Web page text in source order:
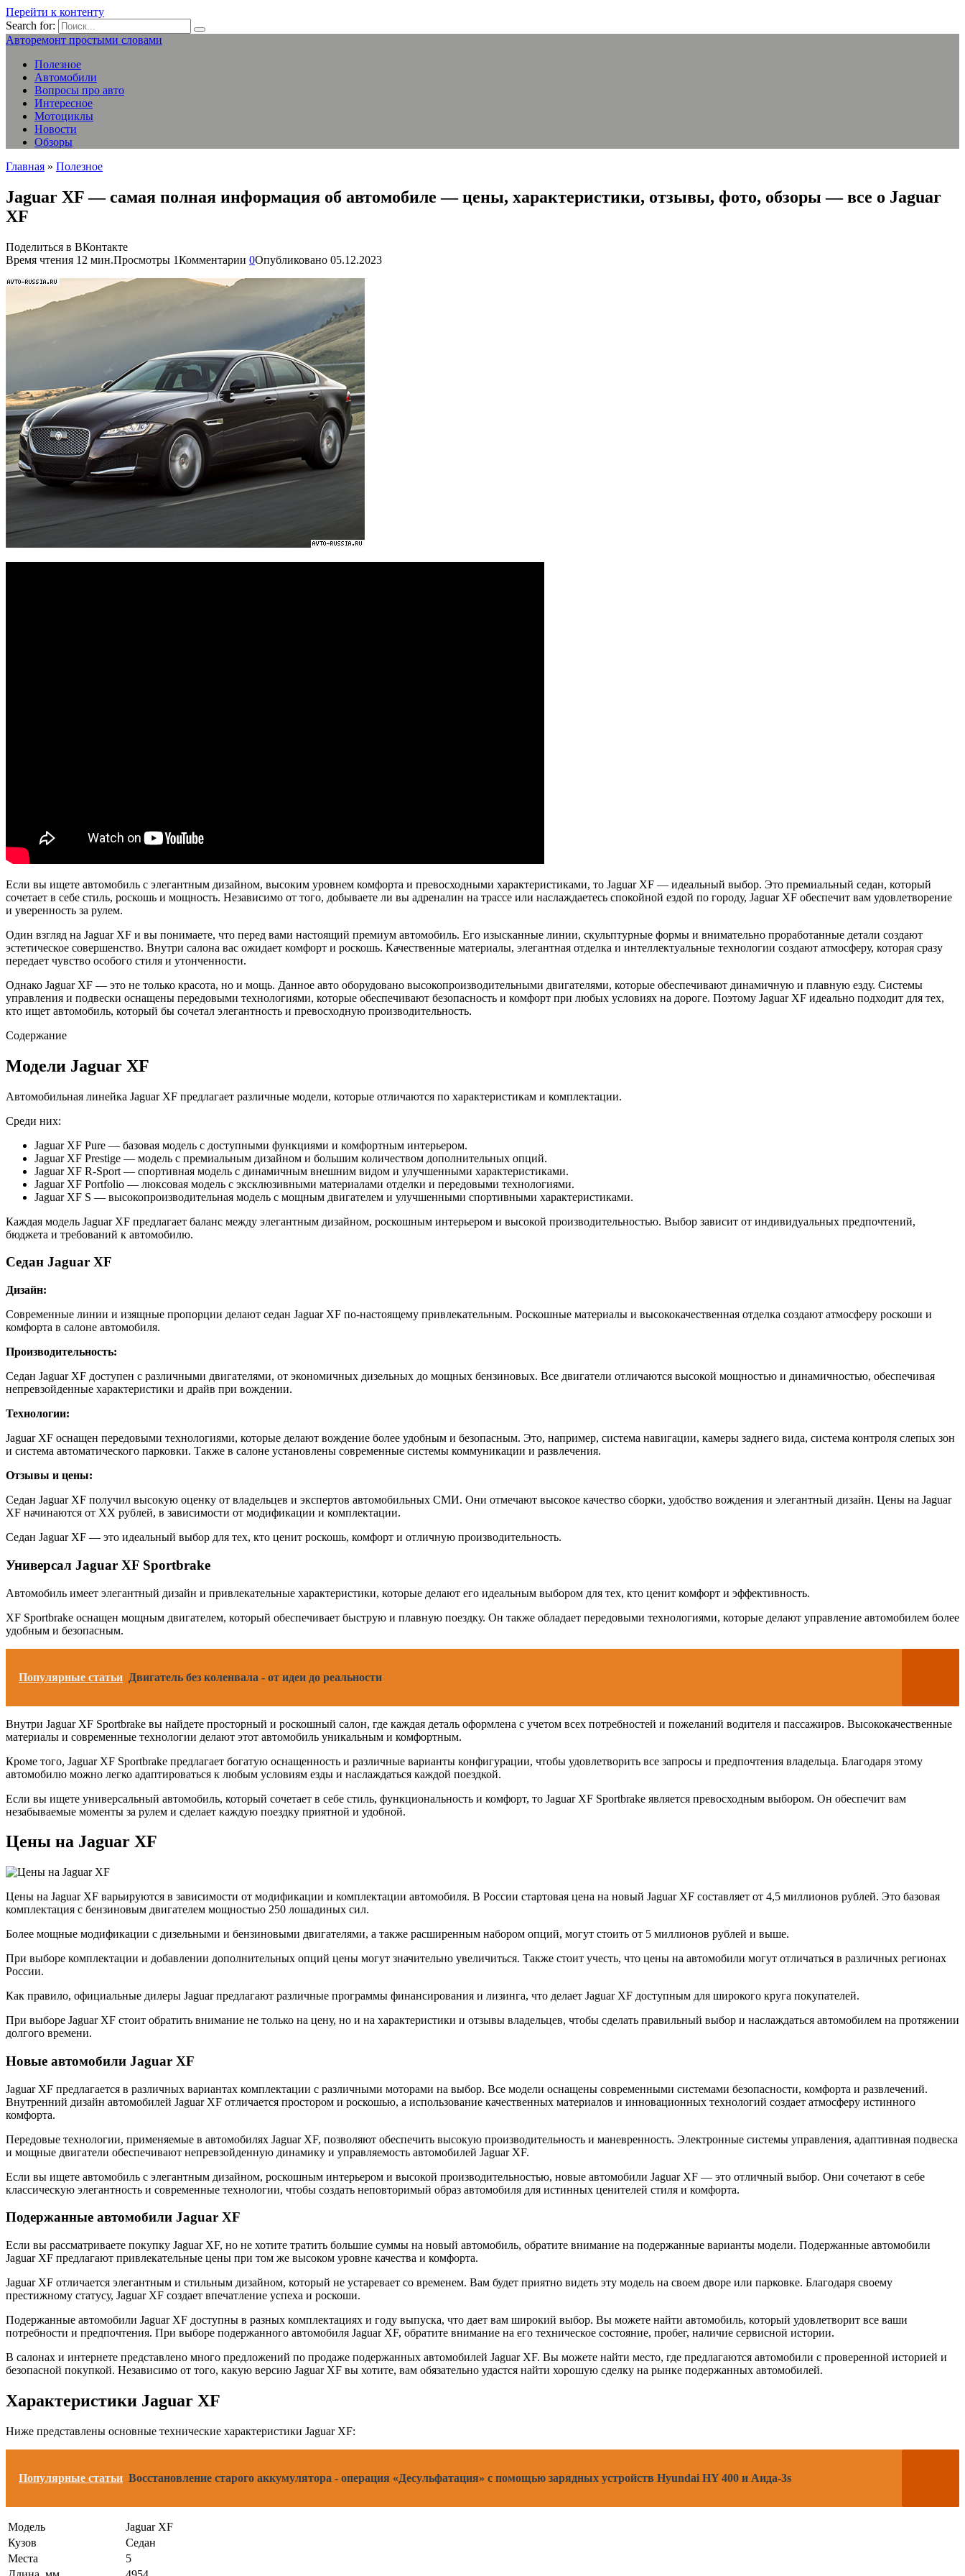
Перейти к контенту
Search for:
Авторемонт простыми словами
Полезное
Автомобили
Вопросы про авто
Интересное
Мотоциклы
Новости
Обзоры
Главная » Полезное
Jaguar XF — самая полная информация об автомобиле — цены, характеристики, отзывы, фото, обзоры — все о Jaguar
XF
Поделиться в ВКонтакте
Время чтения 12 мин.Просмотры 1Комментарии 0Опубликовано 05.12.2023
Если вы ищете автомобиль с элегантным дизайном, высоким уровнем комфорта и превосходными характеристиками, то Jaguar XF — идеальный выбор. Это премиальный седан, который
сочетает в себе стиль, роскошь и мощность. Независимо от того, добываете ли вы адреналин на трассе или наслаждаетесь спокойной ездой по городу, Jaguar XF обеспечит вам удовлетворение
и уверенность за рулем.
Один взгляд на Jaguar XF и вы понимаете, что перед вами настоящий премиум автомобиль. Его изысканные линии, скульптурные формы и внимательно проработанные детали создают
эстетическое совершенство. Внутри салона вас ожидает комфорт и роскошь. Качественные материалы, элегантная отделка и интеллектуальные технологии создают атмосферу, которая сразу
передает чувство особого стиля и утонченности.
Однако Jaguar XF — это не только красота, но и мощь. Данное авто оборудовано высокопроизводительными двигателями, которые обеспечивают динамичную и плавную езду. Системы
управления и подвески оснащены передовыми технологиями, которые обеспечивают безопасность и комфорт при любых условиях на дороге. Поэтому Jaguar XF идеально подходит для тех,
кто ищет автомобиль, который бы сочетал элегантность и превосходную производительность.
Содержание
Модели Jaguar XF
Автомобильная линейка Jaguar XF предлагает различные модели, которые отличаются по характеристикам и комплектации.
Среди них:
Jaguar XF Pure — базовая модель с доступными функциями и комфортным интерьером.
Jaguar XF Prestige — модель с премиальным дизайном и большим количеством дополнительных опций.
Jaguar XF R-Sport — спортивная модель с динамичным внешним видом и улучшенными характеристиками.
Jaguar XF Portfolio — люксовая модель с эксклюзивными материалами отделки и передовыми технологиями.
Jaguar XF S — высокопроизводительная модель с мощным двигателем и улучшенными спортивными характеристиками.
Каждая модель Jaguar XF предлагает баланс между элегантным дизайном, роскошным интерьером и высокой производительностью. Выбор зависит от индивидуальных предпочтений,
бюджета и требований к автомобилю.
Седан Jaguar XF
Дизайн:
Современные линии и изящные пропорции делают седан Jaguar XF по-настоящему привлекательным. Роскошные материалы и высококачественная отделка создают атмосферу роскоши и
комфорта в салоне автомобиля.
Производительность:
Седан Jaguar XF доступен с различными двигателями, от экономичных дизельных до мощных бензиновых. Все двигатели отличаются высокой мощностью и динамичностью, обеспечивая
непревзойденные характеристики и драйв при вождении.
Технологии:
Jaguar XF оснащен передовыми технологиями, которые делают вождение более удобным и безопасным. Это, например, система навигации, камеры заднего вида, система контроля слепых зон
и система автоматического парковки. Также в салоне установлены современные системы коммуникации и развлечения.
Отзывы и цены:
Седан Jaguar XF получил высокую оценку от владельцев и экспертов автомобильных СМИ. Они отмечают высокое качество сборки, удобство вождения и элегантный дизайн. Цены на Jaguar
XF начинаются от XX рублей, в зависимости от модификации и комплектации.
Седан Jaguar XF — это идеальный выбор для тех, кто ценит роскошь, комфорт и отличную производительность.
Универсал Jaguar XF Sportbrake
Автомобиль имеет элегантный дизайн и привлекательные характеристики, которые делают его идеальным выбором для тех, кто ценит комфорт и эффективность.
XF Sportbrake оснащен мощным двигателем, который обеспечивает быструю и плавную поездку. Он также обладает передовыми технологиями, которые делают управление автомобилем более
удобным и безопасным.
Популярные статьи Двигатель без коленвала - от идеи до реальности
Внутри Jaguar XF Sportbrake вы найдете просторный и роскошный салон, где каждая деталь оформлена с учетом всех потребностей и пожеланий водителя и пассажиров. Высококачественные
материалы и современные технологии делают этот автомобиль уникальным и комфортным.
Кроме того, Jaguar XF Sportbrake предлагает богатую оснащенность и различные варианты конфигурации, чтобы удовлетворить все запросы и предпочтения владельца. Благодаря этому
автомобилю можно легко адаптироваться к любым условиям езды и наслаждаться каждой поездкой.
Если вы ищете универсальный автомобиль, который сочетает в себе стиль, функциональность и комфорт, то Jaguar XF Sportbrake является превосходным выбором. Он обеспечит вам
незабываемые моменты за рулем и сделает каждую поездку приятной и удобной.
Цены на Jaguar XF
Цены на Jaguar XF варьируются в зависимости от модификации и комплектации автомобиля. В России стартовая цена на новый Jaguar XF составляет от 4,5 миллионов рублей. Это базовая
комплектация с бензиновым двигателем мощностью 250 лошадиных сил.
Более мощные модификации с дизельными и бензиновыми двигателями, а также расширенным набором опций, могут стоить от 5 миллионов рублей и выше.
При выборе комплектации и добавлении дополнительных опций цены могут значительно увеличиться. Также стоит учесть, что цены на автомобили могут отличаться в различных регионах
России.
Как правило, официальные дилеры Jaguar предлагают различные программы финансирования и лизинга, что делает Jaguar XF доступным для широкого круга покупателей.
При выборе Jaguar XF стоит обратить внимание не только на цену, но и на характеристики и отзывы владельцев, чтобы сделать правильный выбор и наслаждаться автомобилем на протяжении
долгого времени.
Новые автомобили Jaguar XF
Jaguar XF предлагается в различных вариантах комплектации с различными моторами на выбор. Все модели оснащены современными системами безопасности, комфорта и развлечений.
Внутренний дизайн автомобилей Jaguar XF отличается простором и роскошью, а использование качественных материалов и инновационных технологий создает атмосферу истинного
комфорта.
Передовые технологии, применяемые в автомобилях Jaguar XF, позволяют обеспечить высокую производительность и маневренность. Электронные системы управления, адаптивная подвеска
и мощные двигатели обеспечивают непревзойденную динамику и управляемость автомобилей Jaguar XF.
Если вы ищете автомобиль с элегантным дизайном, роскошным интерьером и высокой производительностью, новые автомобили Jaguar XF — это отличный выбор. Они сочетают в себе
классическую элегантность и современные технологии, чтобы создать неповторимый образ автомобиля для истинных ценителей стиля и комфорта.
Подержанные автомобили Jaguar XF
Если вы рассматриваете покупку Jaguar XF, но не хотите тратить большие суммы на новый автомобиль, обратите внимание на подержанные варианты модели. Подержанные автомобили
Jaguar XF предлагают привлекательные цены при том же высоком уровне качества и комфорта.
Jaguar XF отличается элегантным и стильным дизайном, который не устаревает со временем. Вам будет приятно видеть эту модель на своем дворе или парковке. Благодаря своему
престижному статусу, Jaguar XF создает впечатление успеха и роскоши.
Подержанные автомобили Jaguar XF доступны в разных комплектациях и году выпуска, что дает вам широкий выбор. Вы можете найти автомобиль, который удовлетворит все ваши
потребности и предпочтения. При выборе подержанного автомобиля Jaguar XF, обратите внимание на его техническое состояние, пробег, наличие сервисной истории.
В салонах и интернете представлено много предложений по продаже подержанных автомобилей Jaguar XF. Вы можете найти место, где предлагаются автомобили с проверенной историей и
безопасной покупкой. Независимо от того, какую версию Jaguar XF вы хотите, вам обязательно удастся найти хорошую сделку на рынке подержанных автомобилей.
Характеристики Jaguar XF
Ниже представлены основные технические характеристики Jaguar XF:
Популярные статьи Восстановление старого аккумулятора - операция «Десульфатация» с помощью зарядных устройств Hyundai HY 400 и Аида-3s
Модель
Jaguar XF
Кузов
Седан
Места
5